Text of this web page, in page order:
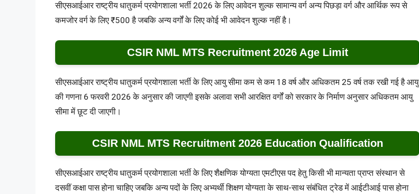
सीएसआईआर राष्ट्रीय धातुकर्म प्रयोगशाला भर्ती 2026 के लिए आवेदन शुल्क सामान्य वर्ग अन्य पिछड़ा वर्ग और आर्थिक रूप से
कमजोर वर्ग के लिए ₹500 है जबकि अन्य वर्गों के लिए कोई भी आवेदन शुल्क नहीं है।
CSIR NML MTS Recruitment 2026 Age Limit
सीएसआईआर राष्ट्रीय धातुकर्म प्रयोगशाला भर्ती के लिए आयु सीमा कम से कम 18 वर्ष और अधिकतम 25 वर्ष तक रखी गई है आयु
की गणना 6 फरवरी 2026 के अनुसार की जाएगी इसके अलावा सभी आरक्षित वर्गों को सरकार के निर्माण अनुसार अधिकतम आयु
सीमा में छूट दी जाएगी।
CSIR NML MTS Recruitment 2026 Education Qualification
सीएसआईआर राष्ट्रीय धातुकर्म प्रयोगशाला भर्ती के लिए शैक्षणिक योग्यता एमटीएस पद हेतु किसी भी मान्यता प्राप्त संस्थान से
दसवीं कक्षा पास होना चाहिए जबकि अन्य पदों के लिए अभ्यर्थी शिक्षण योग्यता के साथ-साथ संबंधित ट्रेड में आईटीआई पास होना